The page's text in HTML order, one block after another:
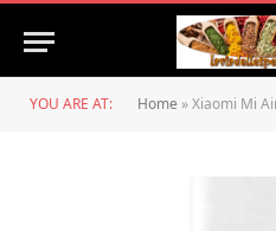
YOU ARE AT: Home »Xiaomi Mi Air